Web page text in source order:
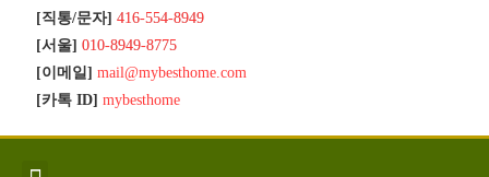
[직통/문자] 416-554-8949
[서울] 010-8949-8775
[이메일] mail@mybesthome.com
[카톡 ID] mybesthome